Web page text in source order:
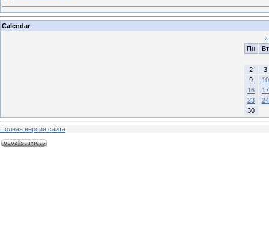
Calendar
«
Пн
Вт
2
3
9
10
16
17
23
24
30
Полная версия сайта